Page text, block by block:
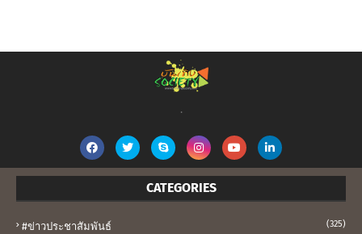
.
CATEGORIES
#ข่าวประชาสัมพันธ์ (325)